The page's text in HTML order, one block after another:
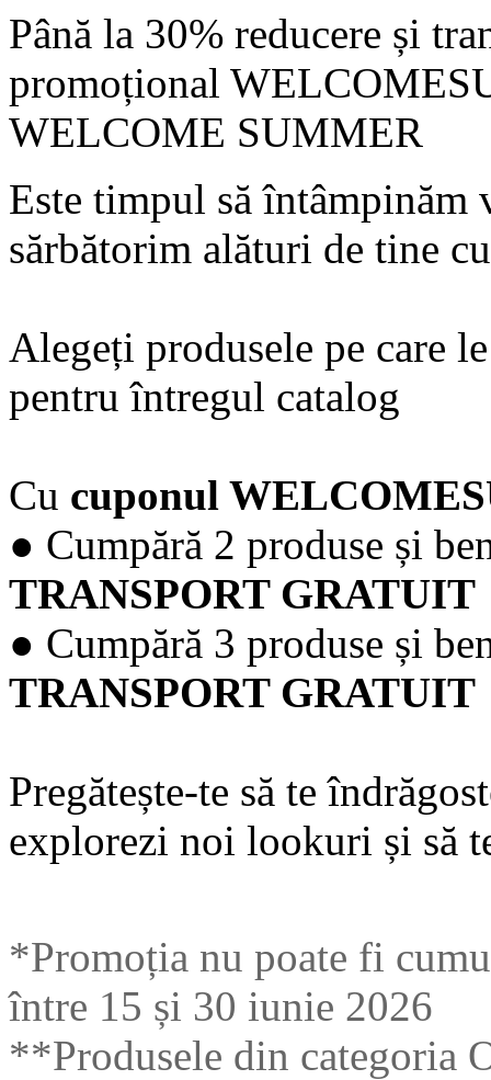
Până la 30% reducere și
promoțional
WELCOME SUMMER
Este timpul să întâmpinăm
sărbătorim alături de tine
Alegeți produsele pe care
pentru întregul catalog
Cu cuponul
● Cumpără 2 produse și
TRANSPORT GRATUIT
● Cumpără 3 produse și
TRANSPORT GRATUIT
Pregătește-te să te
explorezi noi lookuri și să
*Promoția nu poate fi
între 15 și 30 iunie 2026
**Produsele din categoria